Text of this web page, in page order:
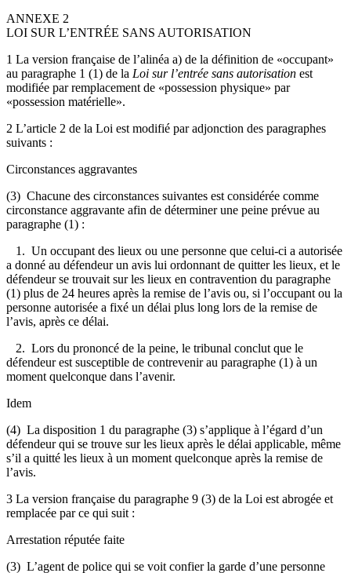
ANNEXE 2
LOI SUR L’ENTRÉE SANS AUTORISATION
1 La version française de l’alinéa a) de la définition de «occupant»
au paragraphe 1 (1) de la Loi sur l’entrée sans autorisation est
modifiée par remplacement de «possession physique» par
«possession matérielle».
2 L’article 2 de la Loi est modifié par adjonction des paragraphes
suivants :
Circonstances aggravantes
(3) Chacune des circonstances suivantes est considérée comme
circonstance aggravante afin de déterminer une peine prévue au
paragraphe (1) :
1. Un occupant des lieux ou une personne que celui-ci a autorisée
a donné au défendeur un avis lui ordonnant de quitter les lieux, et le
défendeur se trouvait sur les lieux en contravention du paragraphe
(1) plus de 24 heures après la remise de l’avis ou, si l’occupant ou la
personne autorisée a fixé un délai plus long lors de la remise de
l’avis, après ce délai.
2. Lors du prononcé de la peine, le tribunal conclut que le
défendeur est susceptible de contrevenir au paragraphe (1) à un
moment quelconque dans l’avenir.
Idem
(4) La disposition 1 du paragraphe (3) s’applique à l’égard d’un
défendeur qui se trouve sur les lieux après le délai applicable, même
s’il a quitté les lieux à un moment quelconque après la remise de
l’avis.
3 La version française du paragraphe 9 (3) de la Loi est abrogée et
remplacée par ce qui suit :
Arrestation réputée faite
(3) L’agent de police qui se voit confier la garde d’une personne